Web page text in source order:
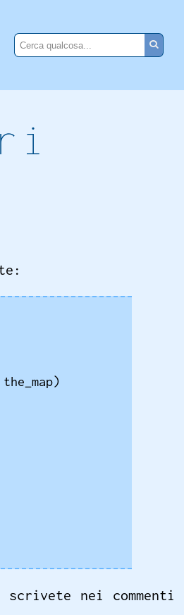
scrivete nei commenti